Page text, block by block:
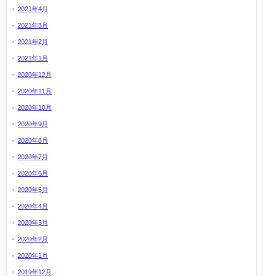
2021年4月
2021年3月
2021年2月
2021年1月
2020年12月
2020年11月
2020年10月
2020年9月
2020年8月
2020年7月
2020年6月
2020年5月
2020年4月
2020年3月
2020年2月
2020年1月
2019年12月